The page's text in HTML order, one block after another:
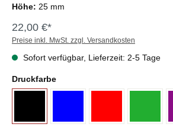
Höhe: 25 mm
22,00 €*
Preise inkl. MwSt. zzgl. Versandkosten
Sofort verfügbar, Lieferzeit: 2-5 Tage
Druckfarbe